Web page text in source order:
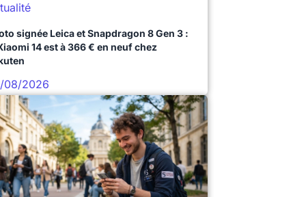
signée Leica et Snapdragon 8 Gen 3 :
14 est à 366 € en neuf chez
08/2026